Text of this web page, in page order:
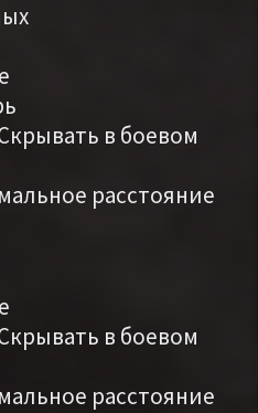
в боевом
расстояние
в боевом
расстояние